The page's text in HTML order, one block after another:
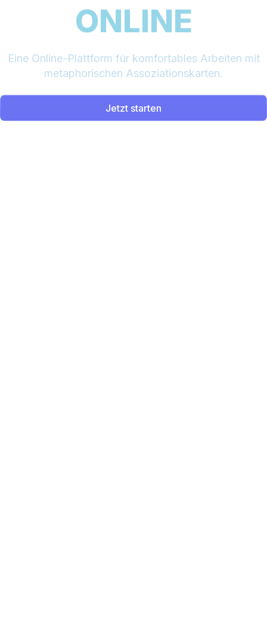
ONLINE
Eine Online-Plattform für komfortables Arbeiten mit
metaphorischen Assoziationskarten.
Jetzt starten